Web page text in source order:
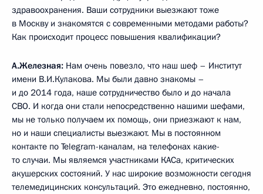
здравоохранения. Ваши сотрудники выезжают тоже
в Москву и знакомятся с современными методами работы?
Как происходит процесс повышения квалификации?
А.Железная: Нам очень повезло, что наш шеф – Институт
имени В.И.Кулакова. Мы были давно знакомы –
и до 2014 года, наше сотрудничество было и до начала
СВО. И когда они стали непосредственно нашими шефами,
мы не только получаем их помощь, они приезжают к нам,
но и наши специалисты выезжают. Мы в постоянном
контакте по Telegram-каналам, на телефонах какие-
то случаи. Мы являемся участниками КАСа, критических
акушерских состояний. У нас широкие возможности сегодня
телемедицинских консультаций. Это ежедневно, постоянно,